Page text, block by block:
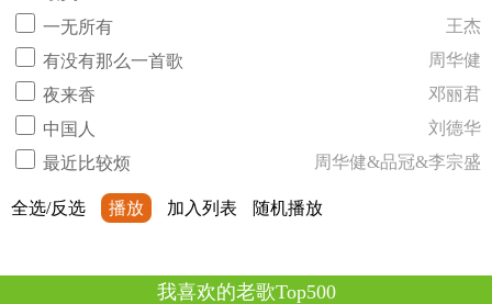
一无所有
王杰
有没有那么一首歌
周华健
夜来香
邓丽君
中国人
刘德华
最近比较烦
周华健&品冠&李宗盛
全选/反选 播放 加入列表 随机播放
我喜欢的老歌Top500